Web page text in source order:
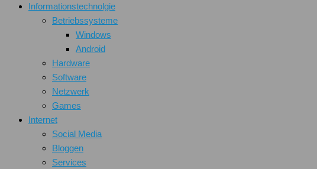
Informationstechnolgie
Betriebssysteme
Windows
Android
Hardware
Software
Netzwerk
Games
Internet
Social Media
Bloggen
Services